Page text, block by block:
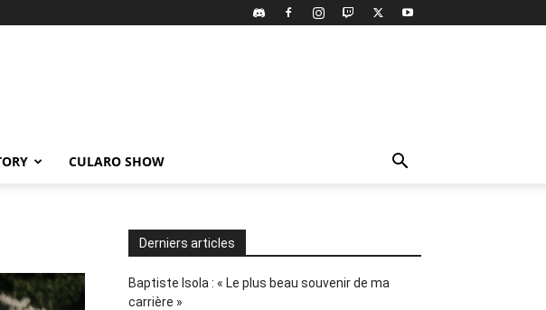
CULARO SHOW
Derniers articles
Baptiste Isola : « Le plus beau souvenir de ma
carrière »